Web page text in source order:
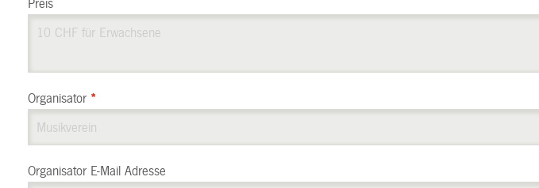
Preis
Organisator *
Organisator E-Mail Adresse